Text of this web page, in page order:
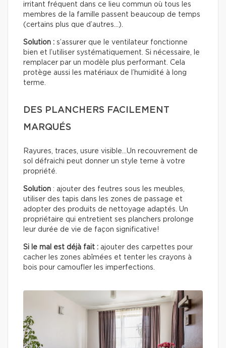
irritant fréquent dans ce lieu commun où tous les
membres de la famille passent beaucoup de temps
(certains plus que d’autres…).
Solution : s’assurer que le ventilateur fonctionne
bien et l’utiliser systématiquement. Si nécessaire, le
remplacer par un modèle plus performant. Cela
protège aussi les matériaux de l’humidité à long
terme.
DES PLANCHERS FACILEMENT
MARQUÉS
Rayures, traces, usure visible…Un recouvrement de
sol défraichi peut donner un style terne à votre
propriété.
Solution : ajouter des feutres sous les meubles,
utiliser des tapis dans les zones de passage et
adopter des produits de nettoyage adaptés. Un
propriétaire qui entretient ses planchers prolonge
leur durée de vie de façon significative!
Si le mal est déjà fait : ajouter des carpettes pour
cacher les zones abîmées et tenter les crayons à
bois pour camoufler les imperfections.